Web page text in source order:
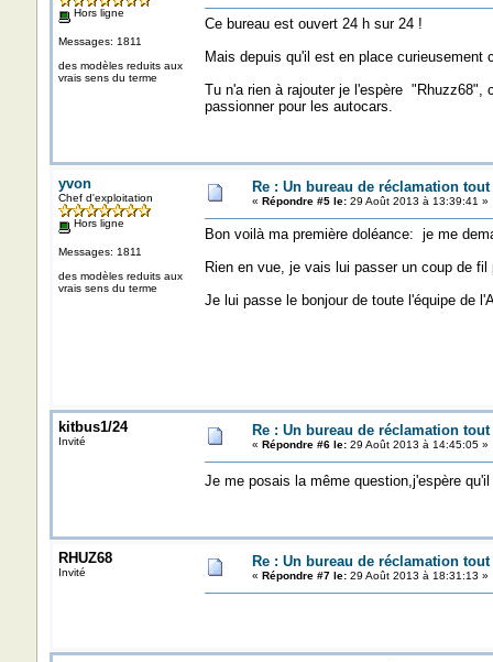
Hors ligne
Messages: 1811
des modèles reduits aux
vrais sens du terme
Ce bureau est ouvert 24 h sur 24 !
Mais depuis qu'il est en place curieusement
Tu n'a rien à rajouter je l'espère "Rhuzz68",
passionner pour les autocars.
yvon
Chef d'exploitation
Hors ligne
Messages: 1811
des modèles reduits aux
vrais sens du terme
Re : Un bureau de réclamation
« Répondre #5 le:29 Août 2013 à 13:39:41 »
Bon voilà ma première doléance: je me
Rien en vue, je vais lui passer un coup de
Je lui passe le bonjour de toute l'équipe de
kitbus1/24
Invité
Re : Un bureau de réclamation
« Répondre #6 le:29 Août 2013 à 14:45:05 »
Je me posais la même question,j'espère
RHUZ68
Invité
Re : Un bureau de réclamation
« Répondre #7 le:29 Août 2013 à 18:31:13 »